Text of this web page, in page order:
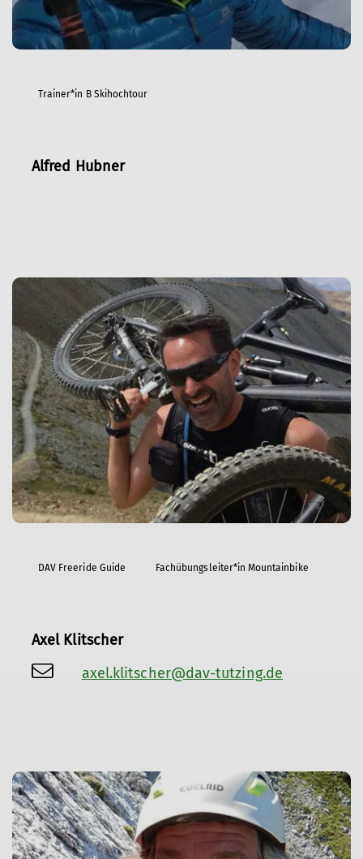
Trainer*in B Skihochtour
Alfred Hubner
DAV Freeride Guide Fachübungsleiter*in Mountainbike
Axel Klitscher
axel.klitscher@dav-tutzing.de